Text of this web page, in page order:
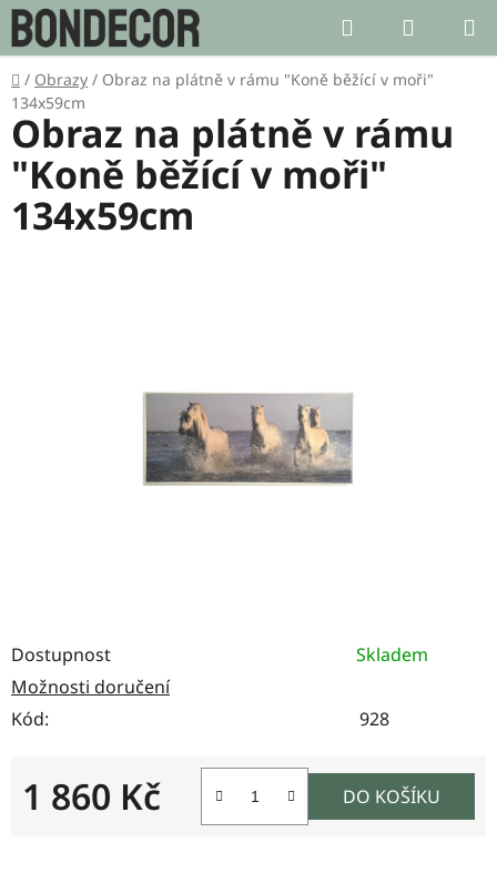
Přejít
na
obsah
Hledat
KOŠÍK
Domů
/ Obrazy / Obraz na plátně v rámu "Koně běžící v moři"
134x59cm
Dostupnost
Skladem
Možnosti doručení
Kód:
928
1 860 Kč DO KOŠÍKU
Obraz na plátně v rámu
"Koně běžící v moři"
134x59cm